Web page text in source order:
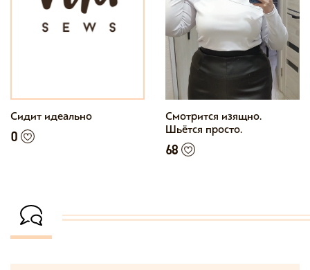
Сидит идеально
0
Смотрится изящно.
Шьётся просто.
68